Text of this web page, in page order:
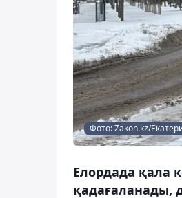
Фото: Zakon.kz/
Елордада қала
қадағаланады,